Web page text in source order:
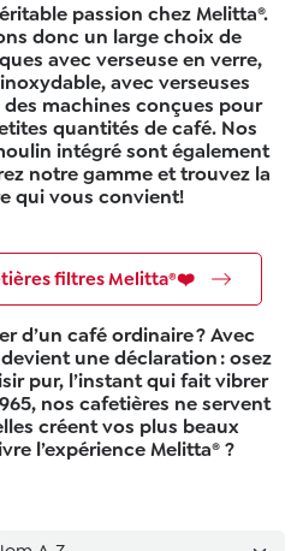
passion chez Melitta®.
donc un large choix de
avec verseuse en verre,
avec verseuses
machines conçues pour
quantités de café. Nos
intégré sont également
notre gamme et trouvez la
qui vous convient!
filtres Melitta®❤️
d’un café ordinaire ? Avec
une déclaration : osez
pur, l’instant qui fait vibrer
nos cafetières ne servent
créent vos plus beaux
l’expérience Melitta® ?